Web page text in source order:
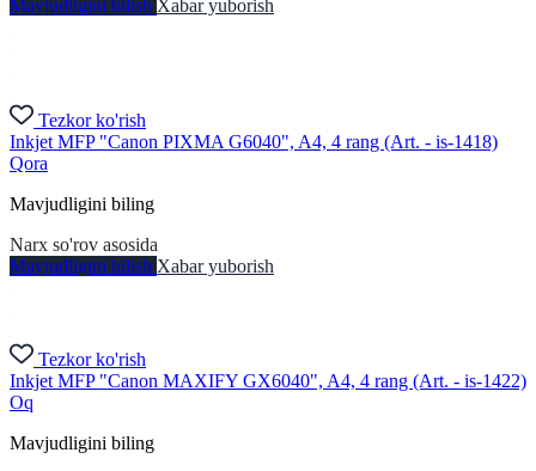
Mavjudligini bilish Xabar yuborish
Tezkor ko'rish
Inkjet MFP "Canon PIXMA G6040", A4, 4 rang (Art. - is-1418)
Qora
Mavjudligini biling
Narx so'rov asosida
Mavjudligini bilish Xabar yuborish
Tezkor ko'rish
Inkjet MFP "Canon MAXIFY GX6040", A4, 4 rang (Art. - is-1422)
Oq
Mavjudligini biling